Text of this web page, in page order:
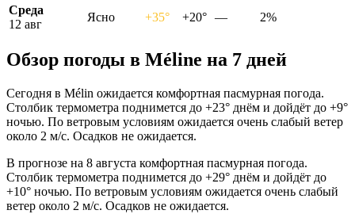
Среда
12 авг
Ясно +35° +20° — 2%
Обзор погоды в Mélinе на 7 дней
Сегодня в Mélin ожидается комфортная пасмурная погода.
Столбик термометра поднимется до +23° днём и дойдёт до +9°
ночью. По ветровым условиям ожидается очень слабый ветер
около 2 м/с. Осадков не ожидается.
В прогнозе на 8 августа комфортная пасмурная погода.
Столбик термометра поднимется до +29° днём и дойдёт до
+10° ночью. По ветровым условиям ожидается очень слабый
ветер около 2 м/с. Осадков не ожидается.